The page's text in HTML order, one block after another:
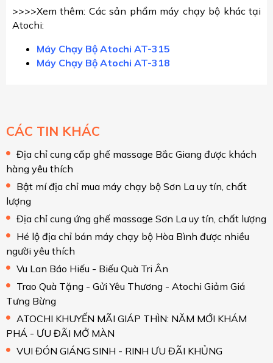
>>>>Xem thêm: Các sản phẩm máy chạy bộ khác tại
Atochi:
Máy Chạy Bộ Atochi AT-315
Máy Chạy Bộ Atochi AT-318
CÁC TIN KHÁC
Địa chỉ cung cấp ghế massage Bắc Giang được khách
hàng yêu thích
Bật mí địa chỉ mua máy chạy bộ Sơn La uy tín, chất
lượng
Địa chỉ cung ứng ghế massage Sơn La uy tín, chất lượng
Hé lộ địa chỉ bán máy chạy bộ Hòa Bình được nhiều
người yêu thích
Vu Lan Báo Hiếu - Biếu Quà Tri Ân
Trao Quà Tặng - Gửi Yêu Thương - Atochi Giảm Giá
Tưng Bừng
ATOCHI KHUYẾN MÃI GIÁP THÌN: NĂM MỚI KHÁM
PHÁ - ƯU ĐÃI MỞ MÀN
VUI ĐÓN GIÁNG SINH - RINH ƯU ĐÃI KHỦNG